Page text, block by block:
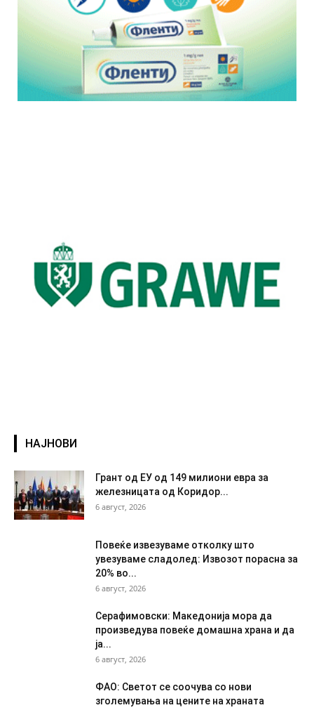
НАЈНОВИ
Грант од ЕУ од 149 милиони евра за
железницата од Коридор...
6 август, 2026
Повеќе извезуваме отколку што
увезуваме сладолед: Извозот порасна за
20% во...
6 август, 2026
Серафимовски: Македонија мора да
произведува повеќе домашна храна и да
ја...
6 август, 2026
ФАО: Светот се соочува со нови
зголемувања на цените на храната